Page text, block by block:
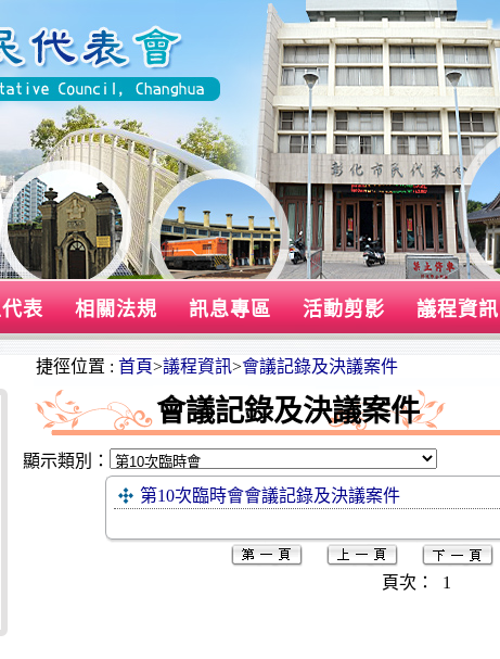
表 相關法規 訊息專區 活動剪影 議程資訊
捷徑位置 : 首頁>議程資訊>會議記錄及決議案件
會議記錄及決議案件
顯示類別：
第10次臨時會會議記錄及決議案件
頁次： 1